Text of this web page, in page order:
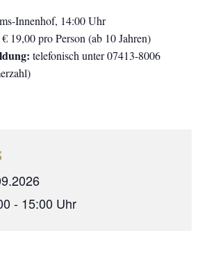
Innenhof, 14:00 Uhr
€ 19,00 pro Person (ab 10 Jahren)
telefonisch unter 07413-8006
- 15:00